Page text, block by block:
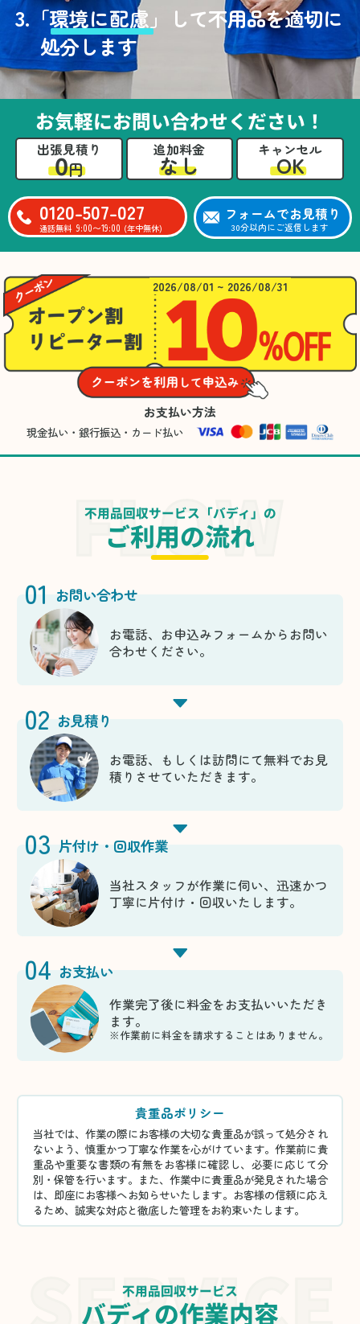
3. 「環境に配慮」
して不用品を適切に
処分します
お気軽にお問い合わせください！
出張見積り
0円
追加料金
なし
キャンセル
OK
0120-507-027
通話無料 9:00〜19:00 (年中無休)
フォームでお見積り
30分以内にご返信します
2026/08/01 ~ 2026/08/31
お支払い方法
現金払い・銀行振込・カード払い
不用品回収サービス「バディ」の
ご利用の流れ
01 お問い合わせ
お電話、お申込みフォームからお問い
合わせください。
02 お見積り
お電話、もしくは訪問にて無料でお見
積りさせていただきます。
03 片付け・回収作業
当社スタッフが作業に伺い、迅速かつ
丁寧に片付け・回収いたします。
04 お支払い
作業完了後に料金をお支払いいただき
ます。
※作業前に料金を請求することはありません。
貴重品ポリシー
当社では、作業の際にお客様の大切な貴重品が誤って処分され
ないよう、慎重かつ丁寧な作業を心がけています。作業前に貴
重品や重要な書類の有無をお客様に確認し、必要に応じて分
別・保管を行います。また、作業中に貴重品が発見された場合
は、即座にお客様へお知らせいたします。お客様の信頼に応え
るため、誠実な対応と徹底した管理をお約束いたします。
不用品回収サービス
バディの作業内容